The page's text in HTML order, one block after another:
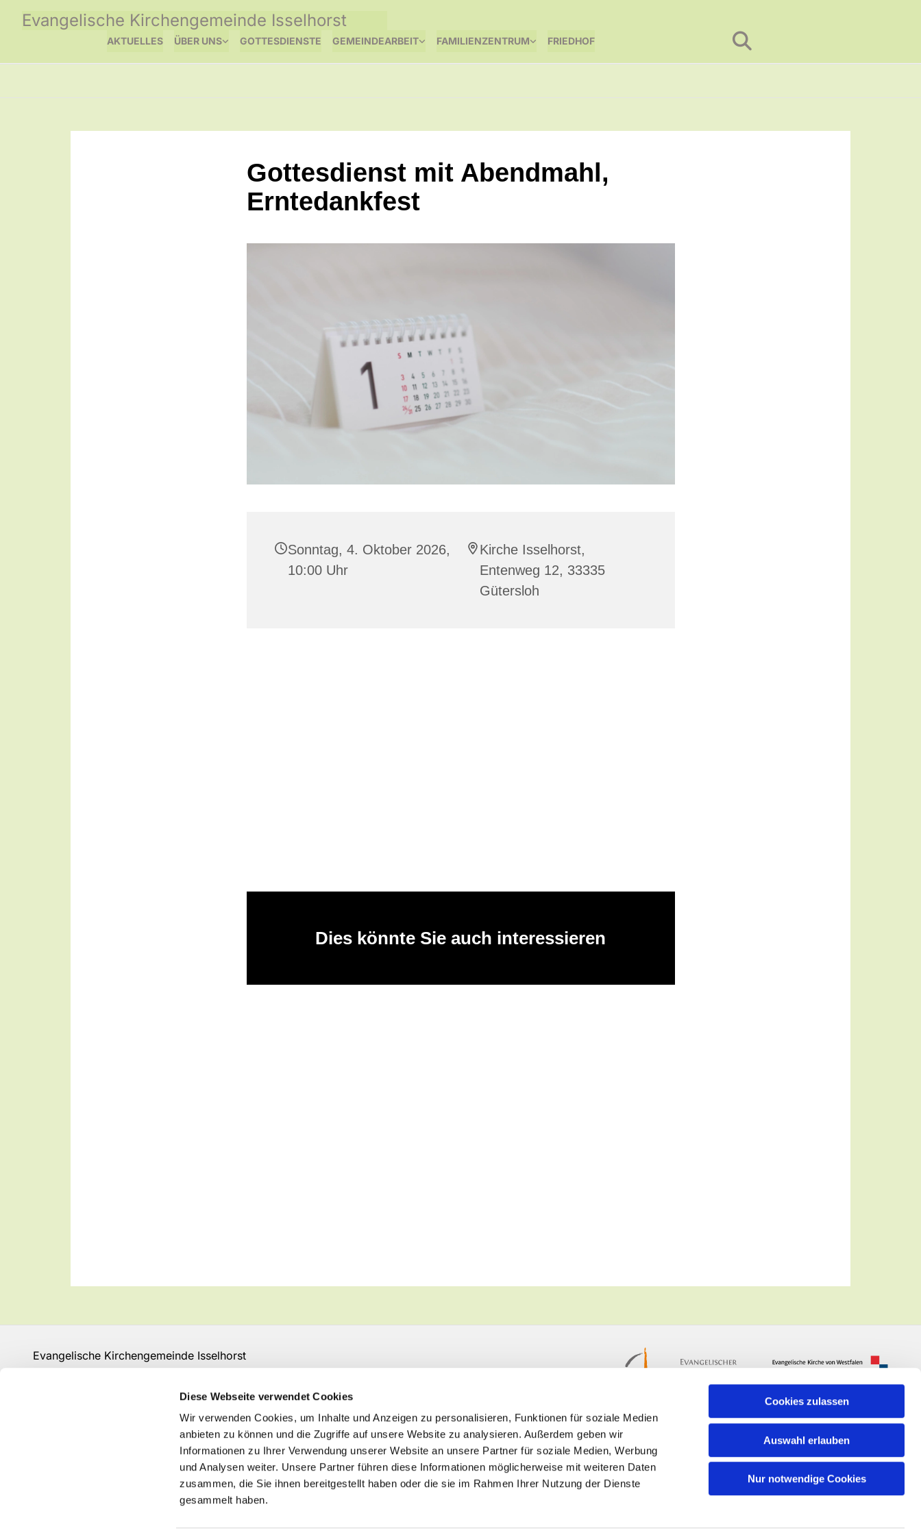
Diese Webseite verwendet Cookies
Wir verwenden Cookies, um Inhalte und Anzeigen zu personalisieren, Funktionen für soziale Medien
anbieten zu können und die Zugriffe auf unsere Website zu analysieren. Außerdem geben wir
Informationen zu Ihrer Verwendung unserer Website an unsere Partner für soziale Medien, Werbung
und Analysen weiter. Unsere Partner führen diese Informationen möglicherweise mit weiteren Daten
zusammen, die Sie ihnen bereitgestellt haben oder die sie im Rahmen Ihrer Nutzung der Dienste
gesammelt haben.
Cookies zulassen
Auswahl erlauben
Nur notwendige Cookies
Evangelische Kirchengemeinde Isselhorst
AKTUELLES ÜBER UNS GOTTESDIENSTE GEMEINDEARBEIT FAMILIENZENTRUM FRIEDHOF
Gottesdienst mit Abendmahl,
Erntedankfest
Sonntag, 4. Oktober 2026,
10:00 Uhr
Kirche Isselhorst,
Entenweg 12, 33335
Gütersloh
Dies könnte Sie auch interessieren
Evangelische Kirchengemeinde Isselhorst
GT-KG-Isselhorst@kk-ekvw.de